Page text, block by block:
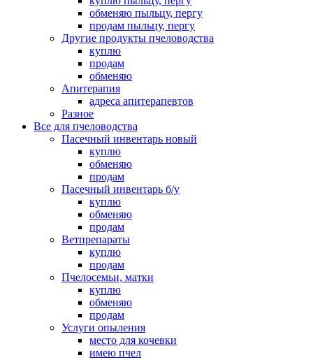
обменяю пыльцу, пергу
продам пыльцу, пергу
Другие продукты пчеловодства
куплю
продам
обменяю
Апитерапия
адреса апитерапевтов
Разное
Все для пчеловодства
Пасечный инвентарь новый
куплю
обменяю
продам
Пасечный инвентарь б/у
куплю
обменяю
продам
Ветпрепараты
куплю
продам
Пчелосемьи, матки
куплю
обменяю
продам
Услуги опыления
место для кочевки
имею пчел